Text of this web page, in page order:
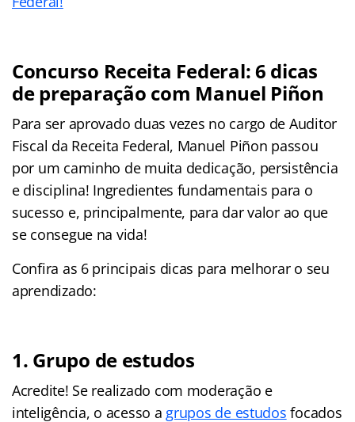
Concurso Receita Federal: 6 dicas
de preparação com Manuel Piñon
Para ser aprovado duas vezes no cargo de Auditor
Fiscal da Receita Federal, Manuel Piñon passou
por um caminho de muita dedicação, persistência
e disciplina! Ingredientes fundamentais para o
sucesso e, principalmente, para dar valor ao que
se consegue na vida!
Confira as 6 principais dicas para melhorar o seu
aprendizado:
1. Grupo de estudos
Acredite! Se realizado com moderação e
inteligência, o acesso a grupos de estudos focados